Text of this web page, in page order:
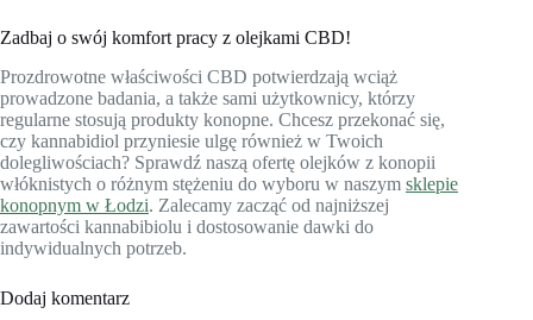
Zadbaj o swój komfort pracy z olejkami CBD!
Prozdrowotne właściwości CBD potwierdzają wciąż
prowadzone badania, a także sami użytkownicy, którzy
regularne stosują produkty konopne. Chcesz przekonać się,
czy kannabidiol przyniesie ulgę również w Twoich
dolegliwościach? Sprawdź naszą ofertę olejków z konopii
włóknistych o różnym stężeniu do wyboru w naszym sklepie
konopnym w Łodzi. Zalecamy zacząć od najniższej
zawartości kannabibiolu i dostosowanie dawki do
indywidualnych potrzeb.
Dodaj komentarz